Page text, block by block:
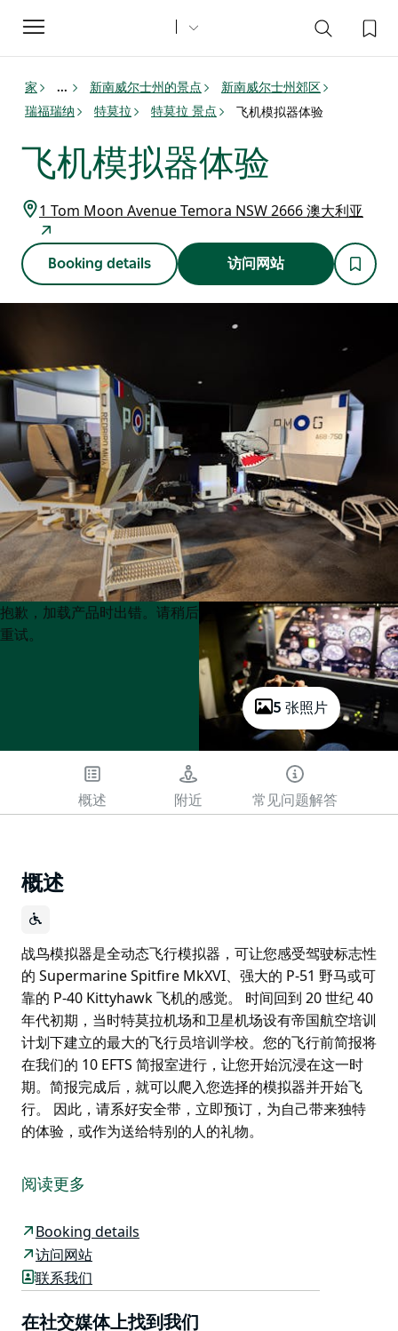
Toggle
navigation
家 ... 新南威尔士州的景点
新南威尔士州郊区
瑞福瑞纳
特莫拉 特莫拉 景点 飞机模拟器体验
飞机模拟器体验
1 Tom Moon Avenue Temora NSW 2666 澳大利亚
Booking details 访问网站
5 张照片
Product
List
Product
List
抱歉，加载产品时出错。请稍后
重试。
概述 附近 常见问题解答
概述
战鸟模拟器是全动态飞行模拟器，可让您感受驾驶标志性
的 Supermarine Spitfire MkXVI、强大的 P-51 野马或可
靠的 P-40 Kittyhawk 飞机的感觉。 时间回到 20 世纪 40
年代初期，当时特莫拉机场和卫星机场设有帝国航空培训
计划下建立的最大的飞行员培训学校。您的飞行前简报将
在我们的 10 EFTS 简报室进行，让您开始沉浸在这一时
期。简报完成后，就可以爬入您选择的模拟器并开始飞
行。 因此，请系好安全带，立即预订，为自己带来独特
的体验，或作为送给特别的人的礼物。
的 Supermarine Spitfire MkXVI、强大的 P-51 野马或可
靠的 P-40 Kittyhawk 飞机的感觉。
时间回到 20 世纪 40 年代初期，当时特莫拉机场和卫星
机场设有帝国航空培训计划下建立的最大的飞行员培训学
校。您的飞行前简报将在我们的 10 EFTS 简报室进行，
让您开始沉浸在这一时期。简报完成后，就可以爬入您选
择的模拟器并开始飞行。
阅读更多
Booking details
访问网站
联系我们
在社交媒体上找到我们